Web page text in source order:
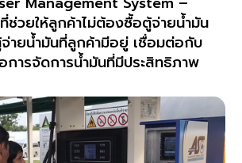
ที่ช่วยให้ลูกค้าไม่ต้องซื้อตู้จ่ายน้ำมัน
จ่ายน้ำมันที่ลูกค้ามีอยู่ เชื่อมต่อกับ
การจัดการน้ำมันที่มีประสิทธิภาพ